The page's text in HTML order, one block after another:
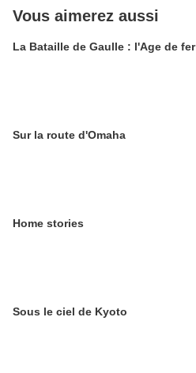
Vous aimerez aussi
La Bataille de Gaulle : l'Age de fer
Sur la route d'Omaha
Home stories
Sous le ciel de Kyoto